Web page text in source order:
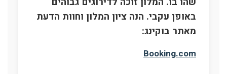
באופן עקבי. הנה ציון המלון וחוות הדעת
מאתר בוקינג:
Booking.com